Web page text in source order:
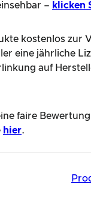
– klicken
kostenlos
eine jährliche
auf
faire
hier.